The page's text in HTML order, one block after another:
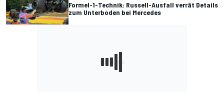
Formel-1-Technik: Russell-Ausfall verrät Details
zum Unterboden bei Mercedes